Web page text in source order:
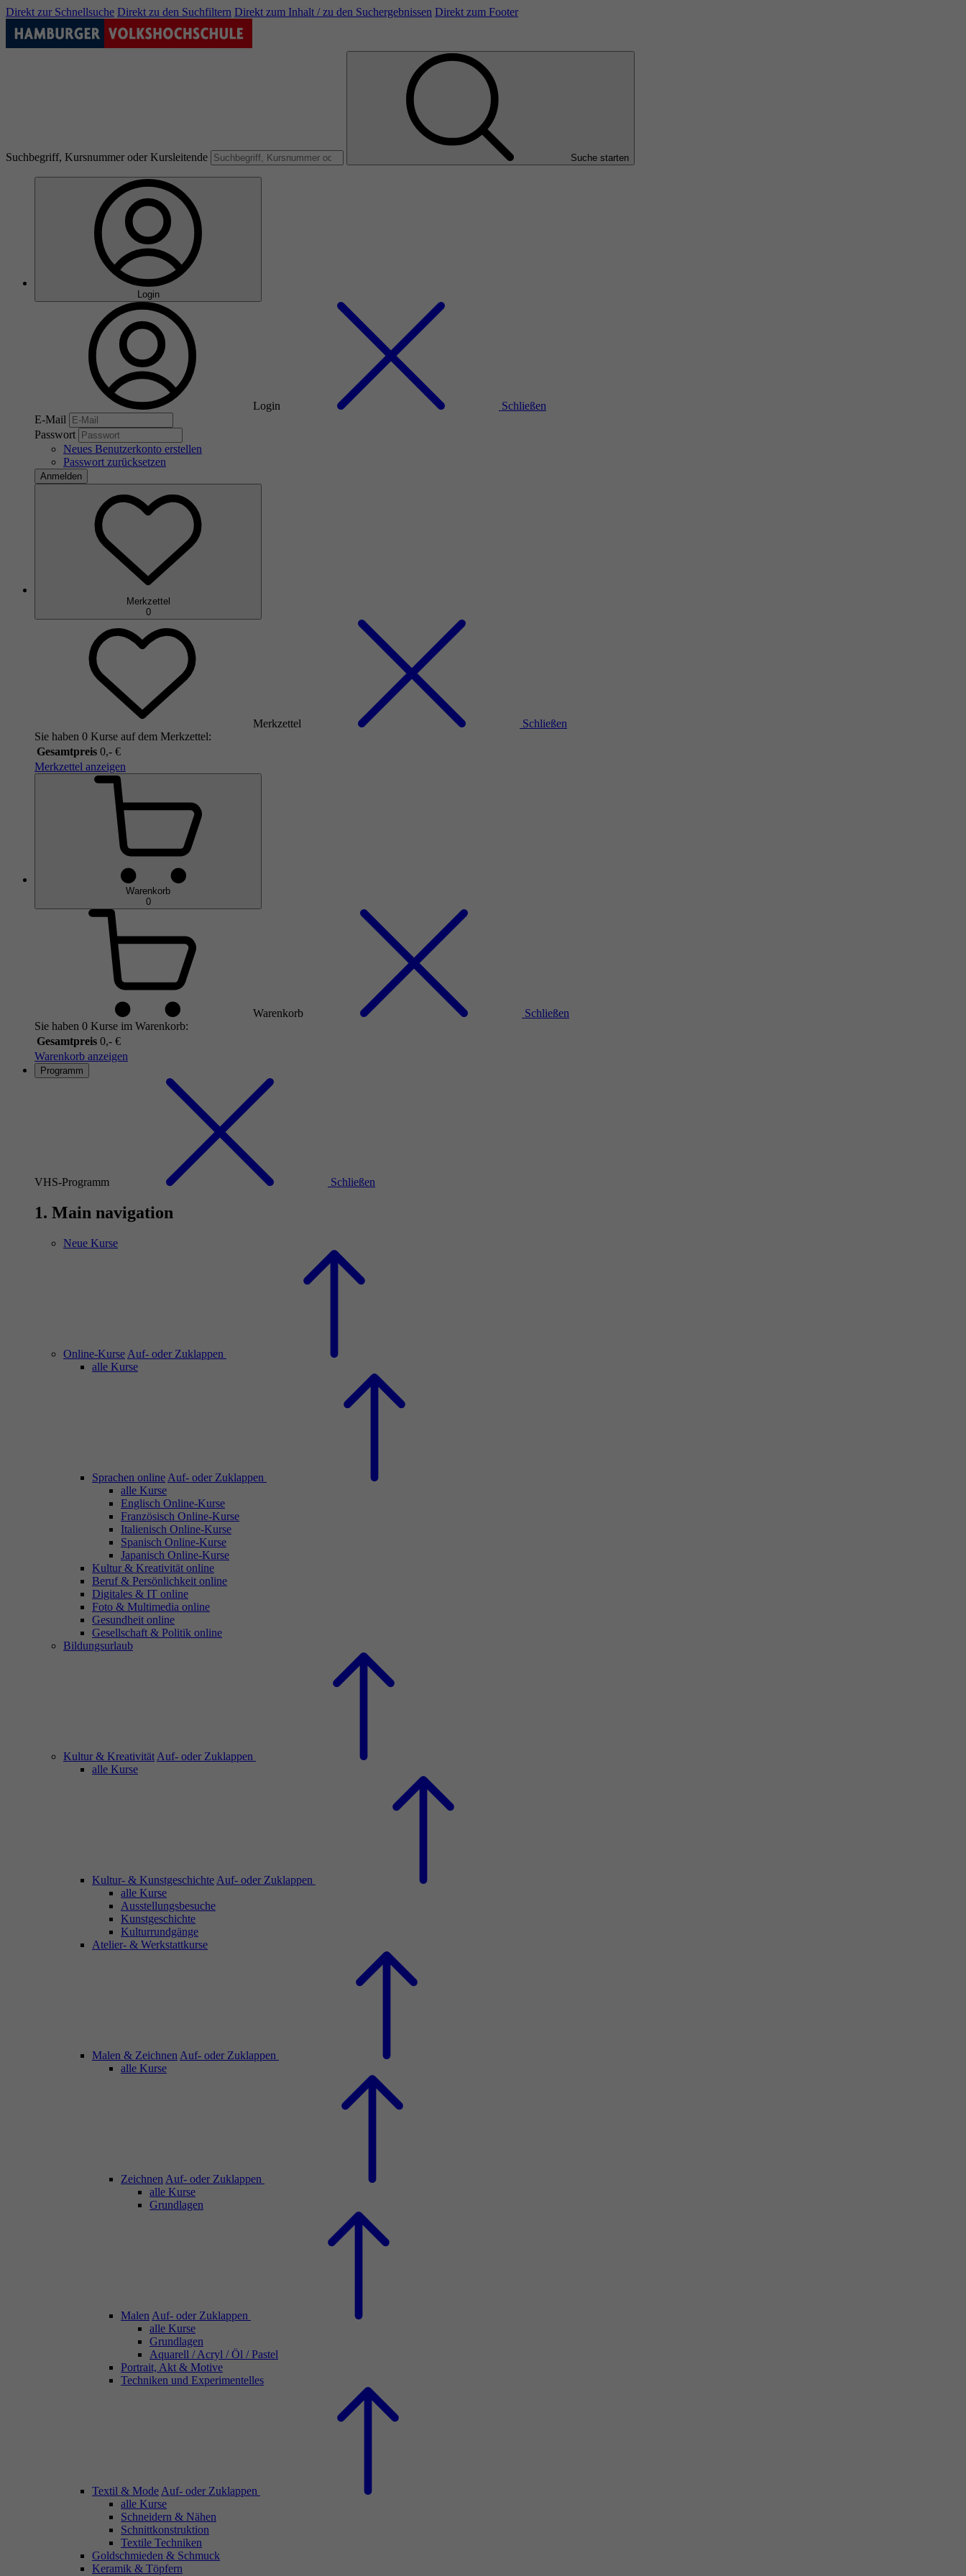
Direkt zur Schnellsuche Direkt zu den Suchfiltern Direkt zum Inhalt / zu den Suchergebnissen Direkt zum Footer
Suchbegriff, Kursnummer oder Kursleitende Suche starten
Login
Login
Schließen
E-Mail
Passwort
Neues Benutzerkonto erstellen
Passwort zurücksetzen
Anmelden
Merkzettel
0
Merkzettel
Schließen
Sie haben 0 Kurse auf dem Merkzettel:
Gesamtpreis 0,- €
Merkzettel anzeigen
Warenkorb
0
Warenkorb
Schließen
Sie haben 0 Kurse im Warenkorb:
Gesamtpreis 0,- €
Warenkorb anzeigen
Programm
VHS-Programm Schließen
1. Main navigation
Neue Kurse
Online-Kurse Auf- oder Zuklappen
alle Kurse
Sprachen online Auf- oder Zuklappen
alle Kurse
Englisch Online-Kurse
Französisch Online-Kurse
Italienisch Online-Kurse
Spanisch Online-Kurse
Japanisch Online-Kurse
Kultur & Kreativität online
Beruf & Persönlichkeit online
Digitales & IT online
Foto & Multimedia online
Gesundheit online
Gesellschaft & Politik online
Bildungsurlaub
Kultur & Kreativität Auf- oder Zuklappen
alle Kurse
Kultur- & Kunstgeschichte Auf- oder Zuklappen
alle Kurse
Ausstellungsbesuche
Kunstgeschichte
Kulturrundgänge
Atelier- & Werkstattkurse
Malen & Zeichnen Auf- oder Zuklappen
alle Kurse
Zeichnen Auf- oder Zuklappen
alle Kurse
Grundlagen
Malen Auf- oder Zuklappen
alle Kurse
Grundlagen
Aquarell / Acryl / Öl / Pastel
Portrait, Akt & Motive
Techniken und Experimentelles
Textil & Mode Auf- oder Zuklappen
alle Kurse
Schneidern & Nähen
Schnittkonstruktion
Textile Techniken
Goldschmieden & Schmuck
Keramik & Töpfern